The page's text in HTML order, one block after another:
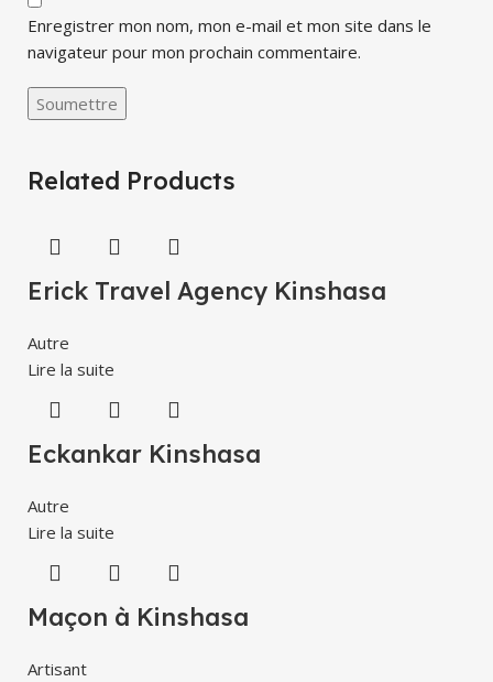
Enregistrer mon nom, mon e-mail et mon site dans le
navigateur pour mon prochain commentaire.
Related Products
Erick Travel Agency Kinshasa
Autre
Lire la suite
Eckankar Kinshasa
Autre
Lire la suite
Maçon à Kinshasa
Artisant